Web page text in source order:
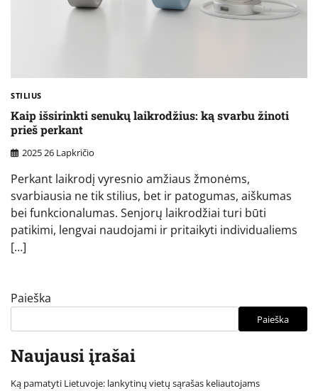
STILIUS
Kaip išsirinkti senukų laikrodžius: ką svarbu žinoti
prieš perkant
2025 26 Lapkričio
Perkant laikrodį vyresnio amžiaus žmonėms,
svarbiausia ne tik stilius, bet ir patogumas, aiškumas
bei funkcionalumas. Senjorų laikrodžiai turi būti
patikimi, lengvai naudojami ir pritaikyti individualiems
[…]
Paieška
Paieška
Naujausi įrašai
Ką pamatyti Lietuvoje: lankytinų vietų sąrašas keliautojams